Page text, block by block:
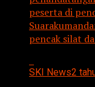
peserta di
pencak silat
SKI News2